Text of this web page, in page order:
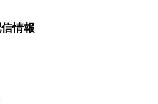
情報